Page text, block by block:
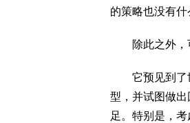
的策略也没有什
除此之外，可
它预见到了世
型，并试图做
足。特别是，